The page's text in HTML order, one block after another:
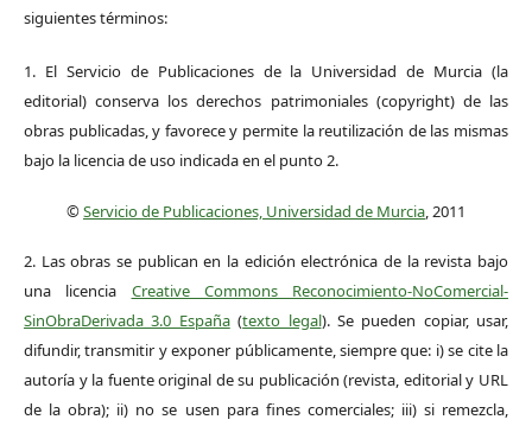
siguientes términos:
1. El Servicio de Publicaciones de la Universidad de Murcia (la
editorial) conserva los derechos patrimoniales (copyright) de las
obras publicadas, y favorece y permite la reutilización de las mismas
bajo la licencia de uso indicada en el punto 2.
©Servicio de Publicaciones, Universidad de Murcia, 2011
2. Las obras se publican en la edición electrónica de la revista bajo
una licencia Creative Commons Reconocimiento-NoComercial-
SinObraDerivada 3.0 España(texto legal). Se pueden copiar, usar,
difundir, transmitir y exponer públicamente, siempre que: i) se cite la
autoría y la fuente original de su publicación (revista, editorial y URL
de la obra); ii) no se usen para fines comerciales; iii) si remezcla,